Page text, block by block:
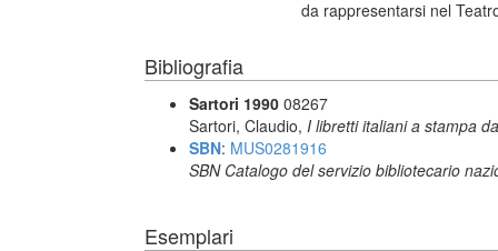
da rappresentarsi nel
Bibliografia
Sartori 1990 08267
Sartori, Claudio, I libretti italiani a stampa
SBN: MUS0281916
SBN Catalogo del servizio bibliotecario
Esemplari